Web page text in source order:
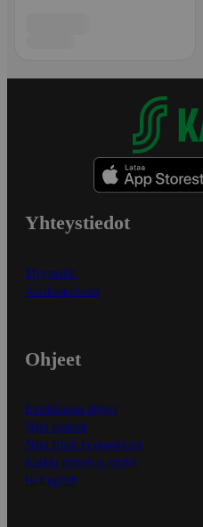
Yhteystiedot
Myymälät
Asiakaspalvelu
Ohjeet
Ensitilaajan ohjeet
Näin maksat
Näin tilaat ja muokkaat
Kaikki ohjeet ja vinkit
In English